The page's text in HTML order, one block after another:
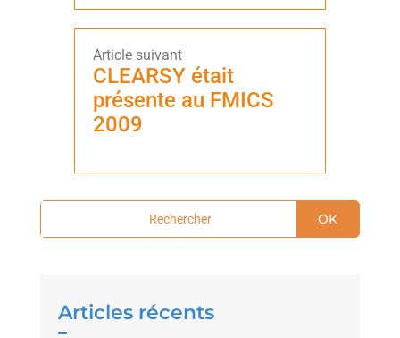
CLEARSY était
présente au FMICS
2009
OK
Articles récents